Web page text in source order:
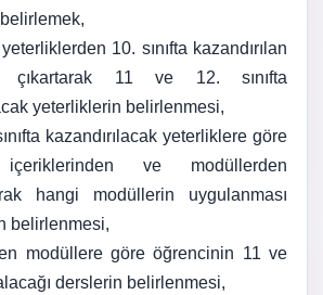
10. sınıfta kazandırılan
çıkartarak 11 ve 12. sınıfta
yeterliklerin belirlenmesi,
kazandırılacak yeterliklere göre
ve modüllerden
hangi modüllerin uygulanması
belirlenmesi,
modüllere göre öğrencinin 11 ve
derslerin belirlenmesi,